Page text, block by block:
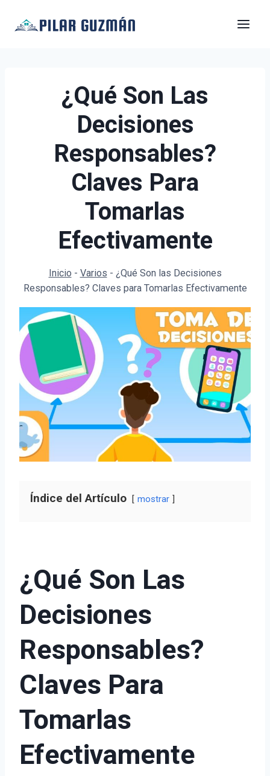
¿Qué Son Las
Decisiones
Responsables?
Claves Para
Tomarlas
Efectivamente
Inicio - Varios - ¿Qué Son las Decisiones
Responsables? Claves para Tomarlas Efectivamente
Índice del Artículo mostrar
¿Qué Son Las
Decisiones
Responsables?
Claves Para
Tomarlas
Efectivamente